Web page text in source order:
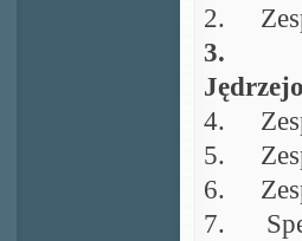
2.
3.
4.
5.
6.
7.